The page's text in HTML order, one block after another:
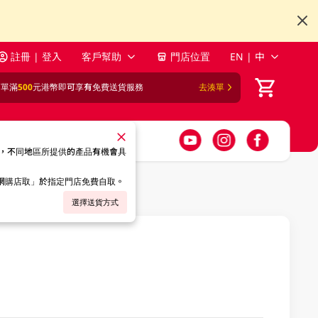
註冊 | 登入 客戶幫助 門店位置 EN | 中
滿500元港幣即可享有免費送貨服務 去湊單
不同地區所提供的產品有機會具
店取」於指定門店免費自取。
選擇送貨方式